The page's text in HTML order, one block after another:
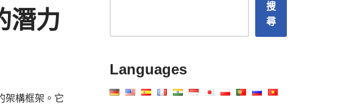
潛力
架構框架。它
搜
尋
Languages